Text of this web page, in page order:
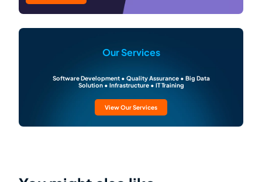
Our Services
Software Development • Quality Assurance • Big Data
Solution • Infrastructure • IT Training
View Our Services